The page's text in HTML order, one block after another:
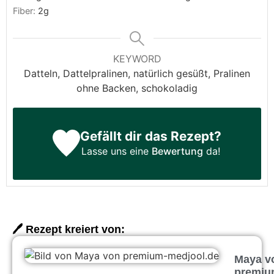
Fiber: 2g
KEYWORD
Datteln, Dattelpralinen, natürlich gesüßt, Pralinen
ohne Backen, schokoladig
Gefällt dir das Rezept?
Lasse uns eine Bewertung da!
🖊️ Rezept kreiert von:
Maya